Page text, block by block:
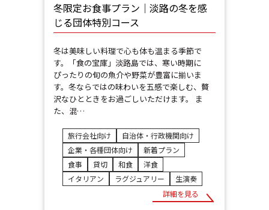
冬限定お食事プラン｜淡路の冬を感
じる団体特別コース
冬は美味しい料理で心も体も温まる季節で
す。「食の宝庫」淡路島では、寒い時期に
ぴったりの旬の魚介や野菜が豊富に揃いま
す。冬ならではの味わいを五感で楽しむ、贅
沢なひとときをお過ごしいただけます。 ま
た、混…
旅行会社向け
自治体・行政機関向け
企業・各種団体向け
新着プラン
食事
貸切 和食
洋食
イタリアン
ラグジュアリー
生演奏
詳細を見る